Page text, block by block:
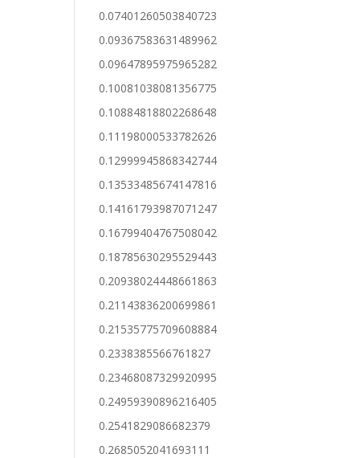
0.07401260503840723
0.09367583631489962
0.09647895975965282
0.10081038081356775
0.10884818802268648
0.11198000533782626
0.12999945868342744
0.13533485674147816
0.14161793987071247
0.16799404767508042
0.18785630295529443
0.20938024448661863
0.21143836200699861
0.21535775709608884
0.2338385566761827
0.23468087329920995
0.24959390896216405
0.2541829086682379
0.2685052041693111